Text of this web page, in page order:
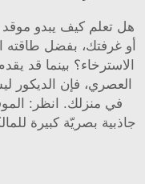
هل تعلم كيف يبدو
أو غرفتك، بفضل طاقته
الاسترخاء؟ بينما قد
العصري، فإن الديكور
في منزلك. انظر:
جاذبية بصريّة كبيرة